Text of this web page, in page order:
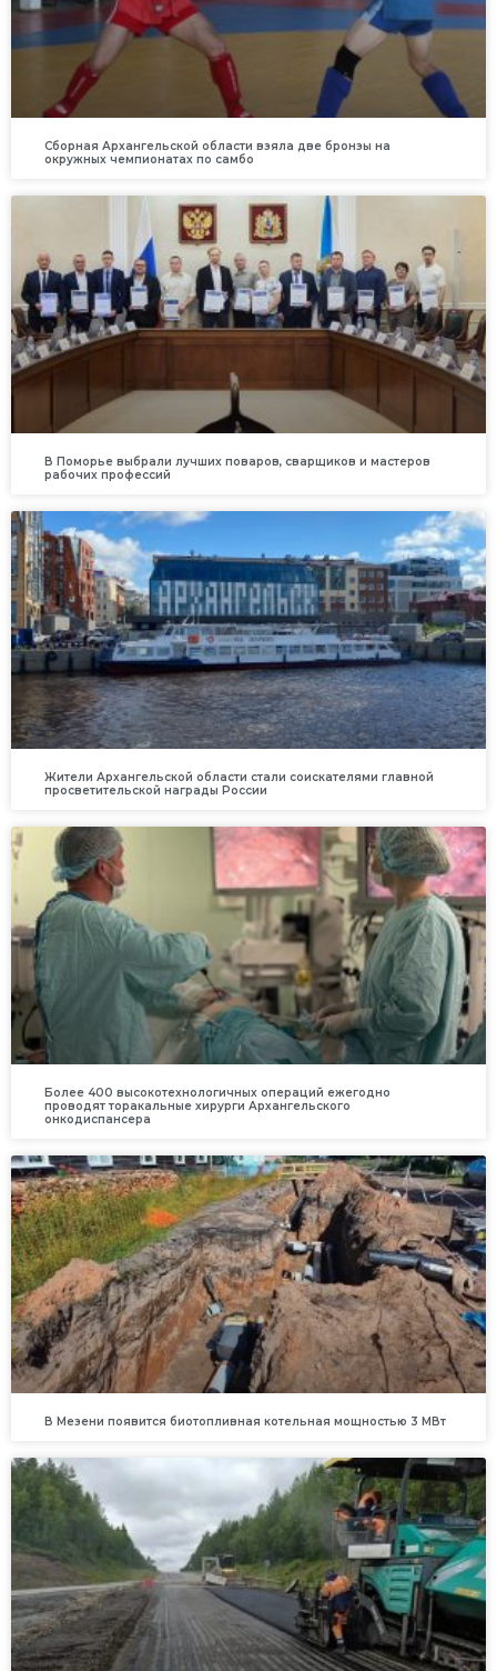
Сборная Архангельской области взяла две бронзы на
окружных чемпионатах по самбо
В Поморье выбрали лучших поваров, сварщиков и мастеров
рабочих профессий
Жители Архангельской области стали соискателями главной
просветительской награды России
Более 400 высокотехнологичных операций ежегодно
проводят торакальные хирурги Архангельского
онкодиспансера
В Мезени появится биотопливная котельная мощностью 3 МВт